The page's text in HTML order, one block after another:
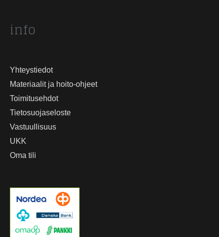
info
Yhteystiedot
Materiaalit ja hoito-ohjeet
Toimitusehdot
Tietosuojaseloste
Vastuullisuus
UKK
Oma tili